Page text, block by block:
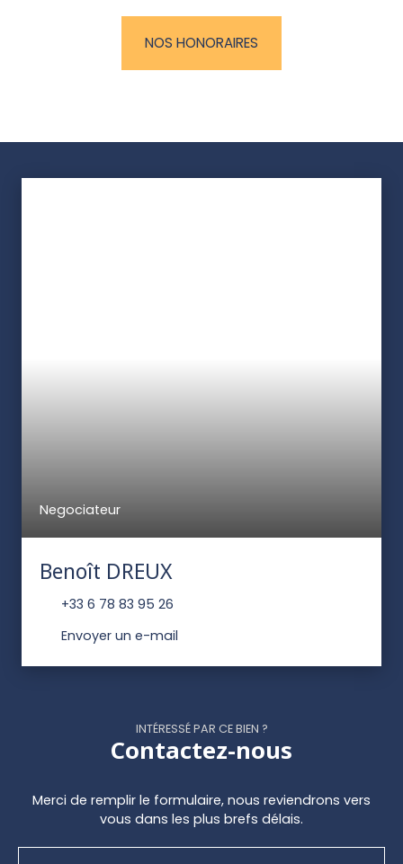
NOS HONORAIRES
Negociateur
Benoît DREUX
+33 6 78 83 95 26
Envoyer un e-mail
INTÉRESSÉ PAR CE BIEN ?
Contactez-nous
Merci de remplir le formulaire, nous reviendrons vers
vous dans les plus brefs délais.